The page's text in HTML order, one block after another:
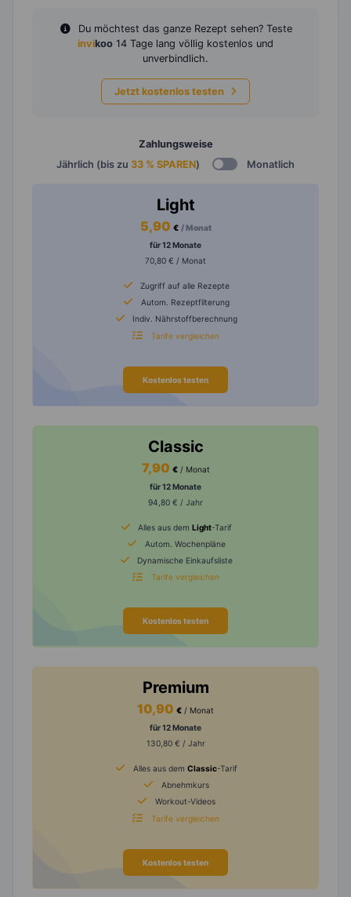
Du möchtest das ganze Rezept sehen? Teste
invikoo 14 Tage lang völlig kostenlos und
unverbindlich.
Jetzt kostenlos testen
Zahlungsweise
Jährlich (bis zu 33 % SPAREN) Monatlich
Light
5,90 € / Monat
für 12 Monate
70,80 € / Monat
Zugriff auf alle Rezepte
Autom. Rezeptfilterung
Indiv. Nährstoffberechnung
Tarife vergleichen
Kostenlos testen
Classic
7,90 € / Monat
für 12 Monate
94,80 € / Jahr
Alles aus dem Light-Tarif
Autom. Wochenpläne
Dynamische Einkaufsliste
Tarife vergleichen
Kostenlos testen
Premium
10,90 € / Monat
für 12 Monate
130,80 € / Jahr
Alles aus dem Classic-Tarif
Abnehmkurs
Workout-Videos
Tarife vergleichen
Kostenlos testen